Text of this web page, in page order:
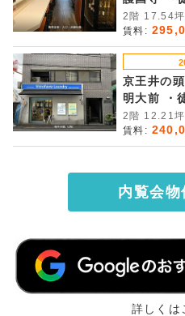
2階
賃料:
京王井の
明大
2階
賃料:
内覧会物
詳しくは